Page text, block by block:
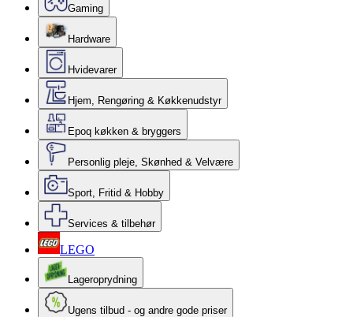
Gaming
Hardware
Hvidevarer
Hjem, Rengøring & Køkkenudstyr
Epoq køkken & bryggers
Personlig pleje, Skønhed & Velvære
Sport, Fritid & Hobby
Services & tilbehør
LEGO
Lageroprydning
Ugens tilbud - og andre gode priser